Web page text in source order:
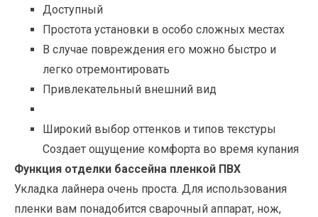
Доступный
Простота установки в особо сложных местах
В случае повреждения его можно быстро и
легко отремонтировать
Привлекательный внешний вид
Широкий выбор оттенков и типов текстуры
Создает ощущение комфорта во время купания
Функция отделки бассейна пленкой ПВХ
Укладка лайнера очень проста. Для использования
пленки вам понадобится сварочный аппарат, нож,